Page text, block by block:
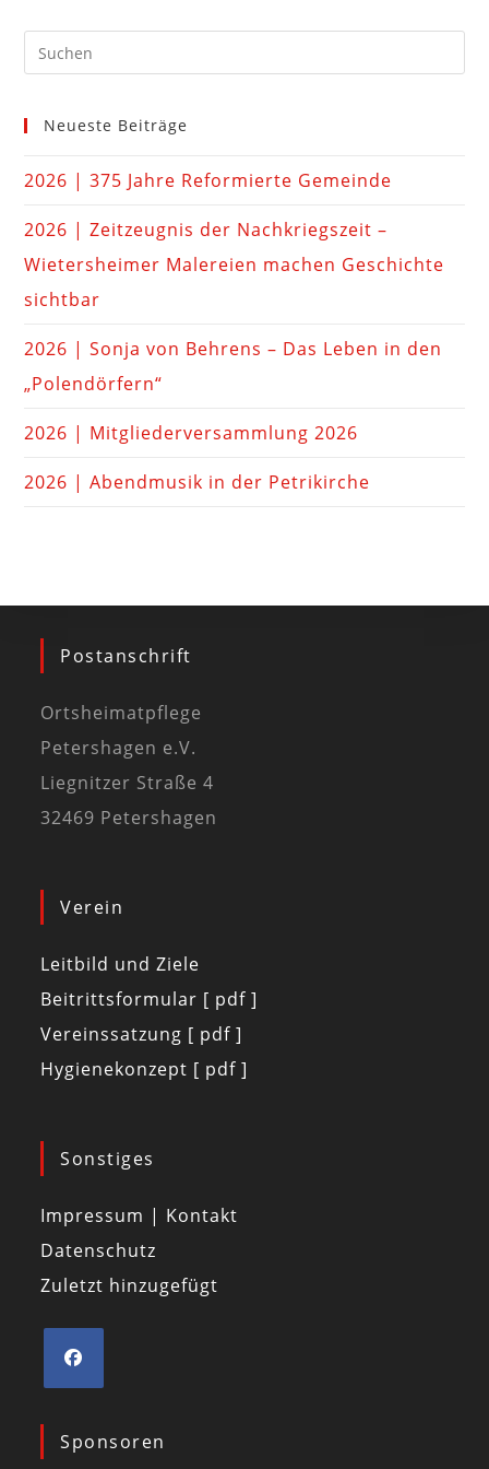
Neueste Beiträge
2026 | 375 Jahre Reformierte Gemeinde
2026 | Zeitzeugnis der Nachkriegszeit –
Wietersheimer Malereien machen Geschichte
sichtbar
2026 | Sonja von Behrens – Das Leben in den
„Polendörfern“
2026 | Mitgliederversammlung 2026
2026 | Abendmusik in der Petrikirche
Postanschrift
Ortsheimatpflege
Petershagen e.V.
Liegnitzer Straße 4
32469 Petershagen
Verein
Leitbild und Ziele
Beitrittsformular [ pdf ]
Vereinssatzung [ pdf ]
Hygienekonzept [ pdf ]
Sonstiges
Impressum | Kontakt
Datenschutz
Zuletzt hinzugefügt
Sponsoren